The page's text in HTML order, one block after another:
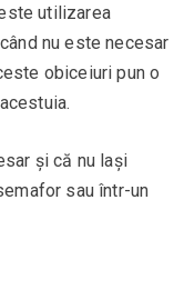
utilizarea
nu este necesar
obiceiuri pun o
și că nu lași
sau într-un